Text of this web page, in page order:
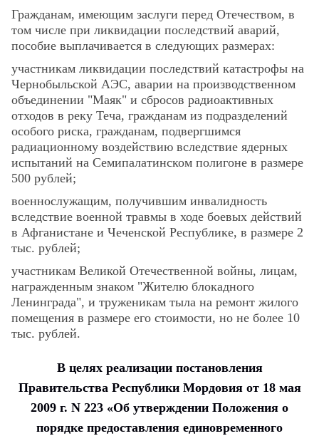
Гражданам, имеющим заслуги перед Отечеством, в
том числе при ликвидации последствий аварий,
пособие выплачивается в следующих размерах:
участникам ликвидации последствий катастрофы на
Чернобыльской АЭС, аварии на производственном
объединении "Маяк" и сбросов радиоактивных
отходов в реку Теча, гражданам из подразделений
особого риска, гражданам, подвергшимся
радиационному воздействию вследствие ядерных
испытаний на Семипалатинском полигоне в размере
500 рублей;
военнослужащим, получившим инвалидность
вследствие военной травмы в ходе боевых действий
в Афганистане и Чеченской Республике, в размере 2
тыс. рублей;
участникам Великой Отечественной войны, лицам,
награжденным знаком "Жителю блокадного
Ленинграда", и труженикам тыла на ремонт жилого
помещения в размере его стоимости, но не более 10
тыс. рублей.
В целях реализации постановления
Правительства Республики Мордовия от 18 мая
2009 г. N 223 «Об утверждении Положения о
порядке предоставления единовременного